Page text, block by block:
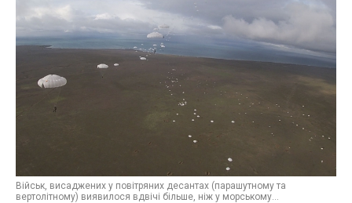
Військ, висаджених у повітряних десантах (парашутному та
вертолітному) виявилося вдвічі більше, ніж у морському...